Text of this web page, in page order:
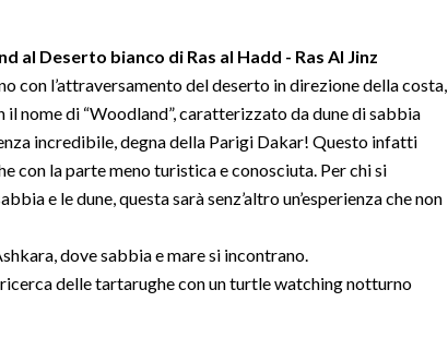
al Deserto bianco di Ras al Hadd - Ras Al Jinz
con l’attraversamento del deserto in direzione della costa,
nome di “Woodland”, caratterizzato da dune di sabbia
incredibile, degna della Parigi Dakar! Questo infatti
con la parte meno turistica e conosciuta. Per chi si
e le dune, questa sarà senz’altro un’esperienza che non
dove sabbia e mare si incontrano.
delle tartarughe con un turtle watching notturno